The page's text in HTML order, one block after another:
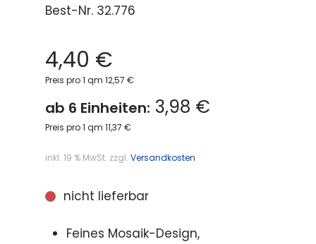
Best-Nr. 32.776
4,40 €
Preis pro 1 qm 12,57 €
ab 6 Einheiten: 3,98 €
Preis pro 1 qm 11,37 €
inkl. 19 % MwSt. zzgl. Versandkosten
nicht lieferbar
Feines Mosaik-Design,